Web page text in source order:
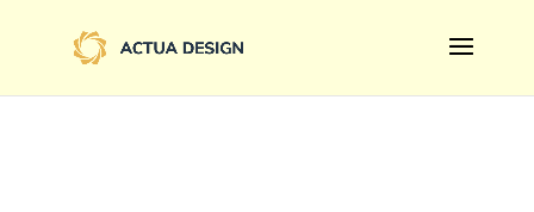
family=Limelight&display=swap');